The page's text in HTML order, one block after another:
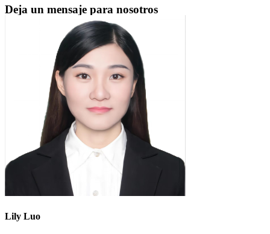
Deja un mensaje para nosotros
Lily Luo